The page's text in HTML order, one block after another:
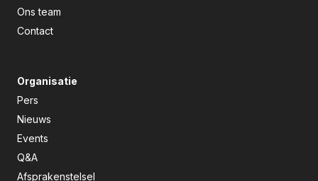
Ons team
Contact
Organisatie
Pers
Nieuws
Events
Q&A
Afsprakenstelsel